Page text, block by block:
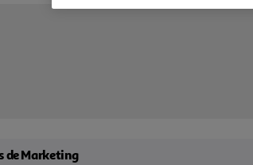
de Marketing